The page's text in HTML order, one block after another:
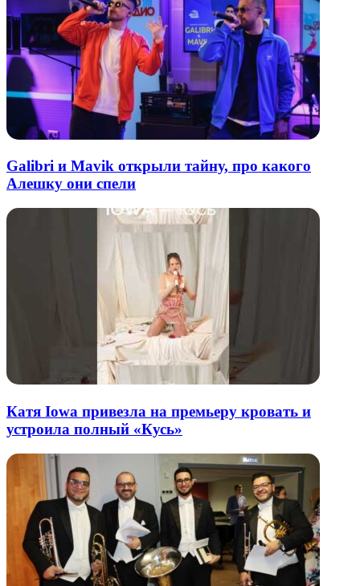
Galibri и Mavik открыли тайну, про какого
Алешку они спели
Катя Iowa привезла на премьеру кровать и
устроила полный «Кусь»